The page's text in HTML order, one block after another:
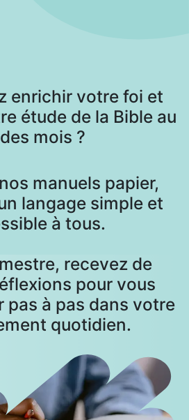
enrichir votre foi et
étude de la Bible au
mois ?
manuels papier,
langage simple et
à tous.
recevez de
pour vous
pas à pas dans votre
quotidien.